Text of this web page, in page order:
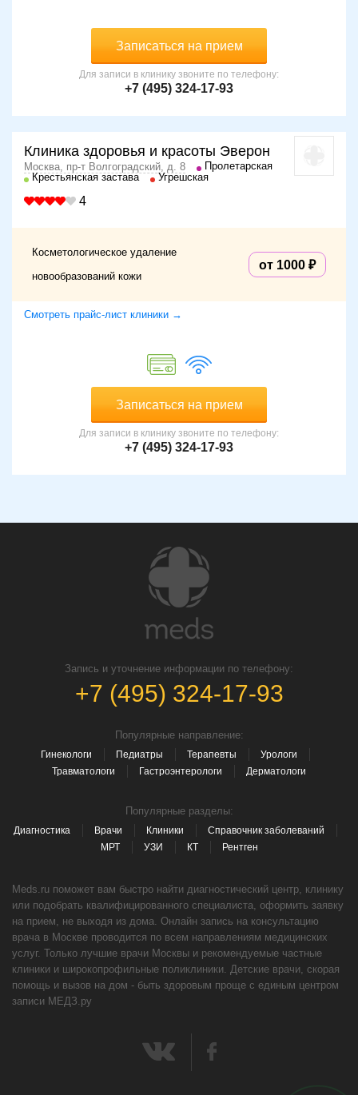
Записаться на прием
Для записи в клинику звоните по телефону:
+7 (495) 324-17-93
Клиника здоровья и красоты Эверон
Москва, пр-т Волгоградский, д. 8
Пролетарская
Крестьянская застава
Угрешская
4
Косметологическое удаление
новообразований кожи
от 1000
Смотреть прайс-лист клиники →
Записаться на прием
Для записи в клинику звоните по телефону:
+7 (495) 324-17-93
Запись и уточнение информации по телефону:
+7 (495) 324-17-93
Популярные направление:
Гинекологи Педиатры Терапевты
Урологи
Травматологи
Гастроэнтерологи Дерматологи
Популярные разделы:
Диагностика Врачи Клиники
Справочник заболеваний
МРТ
УЗИ КТ Рентген
Meds.ru поможет вам быстро найти диагностический центр, клинику
или подобрать квалифицированного специалиста, оформить заявку
на прием, не выходя из дома. Онлайн запись на консультацию
врача в Москве проводится по всем направлениям медицинских
услуг. Только лучшие врачи Москвы и рекомендуемые частные
клиники и широкопрофильные поликлиники. Детские врачи, скорая
помощь и вызов на дом - быть здоровым проще с единым центром
записи МЕДЗ.ру